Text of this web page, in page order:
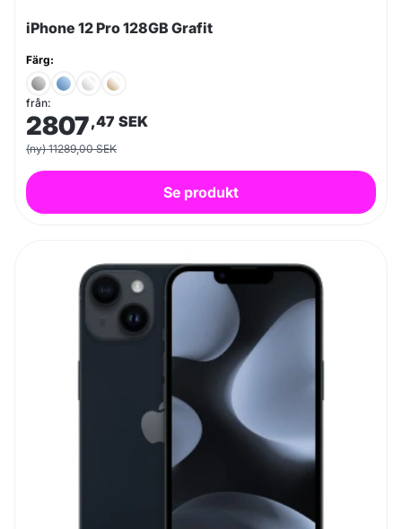
iPhone 12 Pro 128GB Grafit
Färg:
från:
2807,47 SEK
(ny) 11289,00 SEK
Se produkt